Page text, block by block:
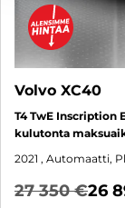
Volvo XC40
T4 TwE Inscription
kulutonta
2021 , Automaatti,
27 350 €26